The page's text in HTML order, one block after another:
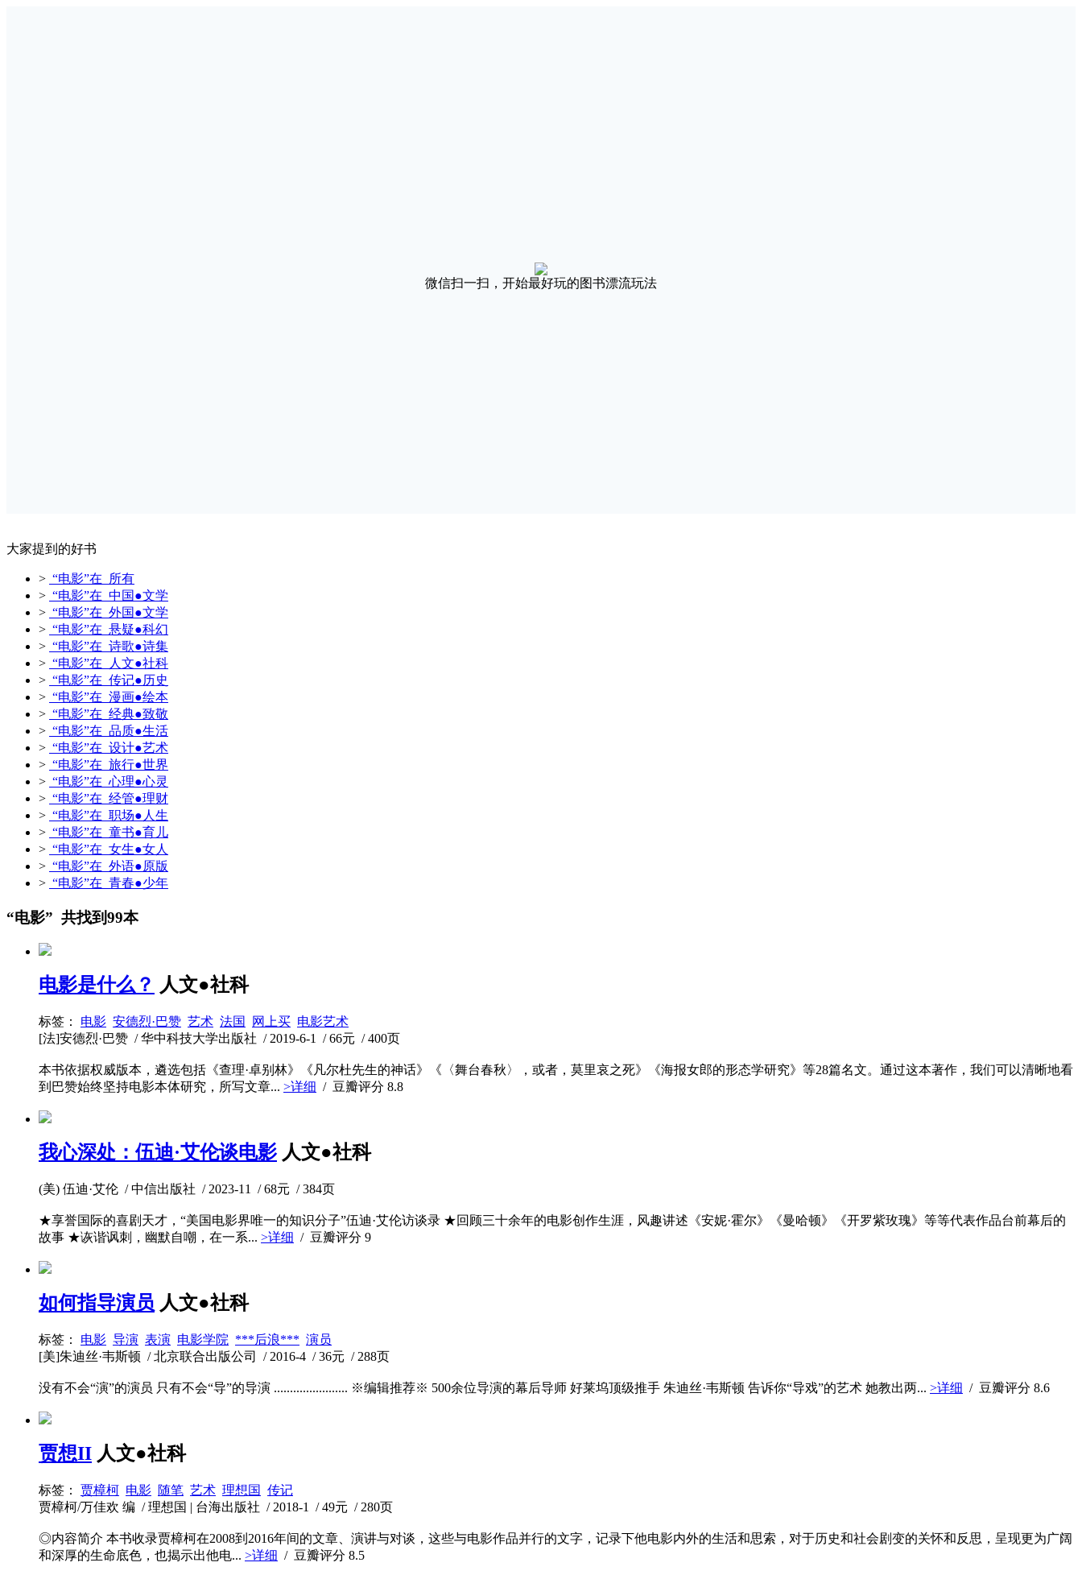
微信扫一扫，开始最好玩的图书漂流玩法
大家提到的好书
> “电影”在 所有
> “电影”在 中国●文学
> “电影”在 外国●文学
> “电影”在 悬疑●科幻
> “电影”在 诗歌●诗集
> “电影”在 人文●社科
> “电影”在 传记●历史
> “电影”在 漫画●绘本
> “电影”在 经典●致敬
> “电影”在 品质●生活
> “电影”在 设计●艺术
> “电影”在 旅行●世界
> “电影”在 心理●心灵
> “电影”在 经管●理财
> “电影”在 职场●人生
> “电影”在 童书●育儿
> “电影”在 女生●女人
> “电影”在 外语●原版
> “电影”在 青春●少年
“电影” 共找到99本
电影是什么？ 人文●社科
标签： 电影 安德烈·巴赞 艺术 法国 网上买 电影艺术
[法]安德烈·巴赞 / 华中科技大学出版社 / 2019-6-1 / 66元 / 400页
本书依据权威版本，遴选包括《查理·卓别林》《凡尔杜先生的神话》《〈舞台春秋〉，或者，莫里哀之死》《海报女郎的形态学研究》等28篇名文。通过这本著作，我们可以清晰地看
到巴赞始终坚持电影本体研究，所写文章... >详细 / 豆瓣评分 8.8
我心深处：伍迪·艾伦谈电影 人文●社科
(美) 伍迪·艾伦 / 中信出版社 / 2023-11 / 68元 / 384页
★享誉国际的喜剧天才，“美国电影界唯一的知识分子”伍迪·艾伦访谈录 ★回顾三十余年的电影创作生涯，风趣讲述《安妮·霍尔》《曼哈顿》《开罗紫玫瑰》等等代表作品台前幕后的
故事 ★诙谐讽刺，幽默自嘲，在一系... >详细 / 豆瓣评分 9
如何指导演员 人文●社科
标签： 电影 导演 表演 电影学院 ***后浪*** 演员
[美]朱迪丝·韦斯顿 / 北京联合出版公司 / 2016-4 / 36元 / 288页
没有不会“演”的演员 只有不会“导”的导演 ....................... ※编辑推荐※ 500余位导演的幕后导师 好莱坞顶级推手 朱迪丝·韦斯顿 告诉你“导戏”的艺术 她教出两... >详细 / 豆瓣评分 8.6
贾想II 人文●社科
标签： 贾樟柯 电影 随笔 艺术 理想国 传记
贾樟柯/万佳欢 编 / 理想国 | 台海出版社 / 2018-1 / 49元 / 280页
◎内容简介 本书收录贾樟柯在2008到2016年间的文章、演讲与对谈，这些与电影作品并行的文字，记录下他电影内外的生活和思索，对于历史和社会剧变的关怀和反思，呈现更为广阔
和深厚的生命底色，也揭示出他电... >详细 / 豆瓣评分 8.5